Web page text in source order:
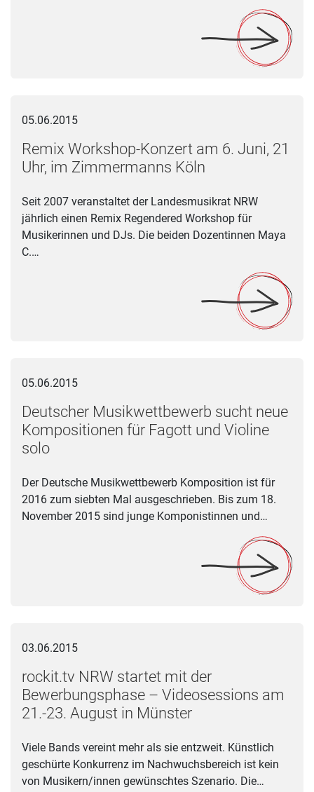
05.06.2015
Remix Workshop-Konzert am 6. Juni, 21
Uhr, im Zimmermanns Köln
Seit 2007 veranstaltet der Landesmusikrat NRW
jährlich einen Remix Regendered Workshop für
Musikerinnen und DJs. Die beiden Dozentinnen Maya
C.…
05.06.2015
Deutscher Musikwettbewerb sucht neue
Kompositionen für Fagott und Violine
solo
Der Deutsche Musikwettbewerb Komposition ist für
2016 zum siebten Mal ausgeschrieben. Bis zum 18.
November 2015 sind junge Komponistinnen und…
03.06.2015
rockit.tv NRW startet mit der
Bewerbungsphase – Videosessions am
21.-23. August in Münster
Viele Bands vereint mehr als sie entzweit. Künstlich
geschürte Konkurrenz im Nachwuchsbereich ist kein
von Musikern/innen gewünschtes Szenario. Die…